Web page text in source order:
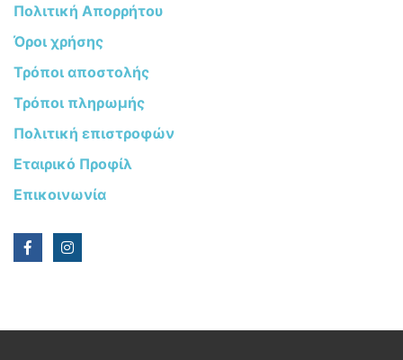
Πολιτική Απορρήτου
Όροι χρήσης
Τρόποι αποστολής
Τρόποι πληρωμής
Πολιτική επιστροφών
Εταιρικό Προφίλ
Επικοινωνία